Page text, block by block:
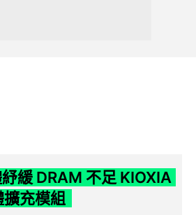
緩 DRAM 不足 KIOXIA
充模組